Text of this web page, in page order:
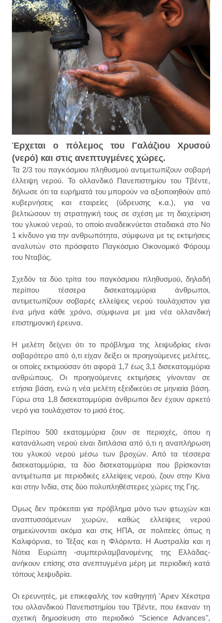
Έρχεται ο πόλεμος του Γαλάζιου Χρυσού
(νερό) και στις ανεπτυγμένες χώρες.
Τα 2/3 του παγκόσμιου πληθυσμού αντιμετωπίζουν σοβαρή
έλλειψη νερού. Το ολλανδικό Πανεπιστημίου του Τβέντε,
δήλωσε ότι τα ευρήματά του μπορούν να αξιοποιηθούν από
κυβερνήσεις και εταιρείες (ύδρευσης κ.α.), για να
βελτιώσουν τη στρατηγική τους σε σχέση με τη διαχείριση
του γλυκού νερού, το οποίο αναδεικνύεται σταδιακά στο Νο
1 κίνδυνο για την ανθρωπότητα, σύμφωνα με τις εκτιμήσεις
αναλυτών στο πρόσφατο Παγκόσμιο Οικονομικό Φόρουμ
του Νταβός.
Σχεδόν τα δύο τρίτα του παγκόσμιου πληθυσμού, δηλαδή
περίπου τέσσερα δισεκατομμύρια άνθρωποι,
αντιμετωπίζουν σοβαρές ελλείψεις νερού τουλάχιστον για
ένα μήνα κάθε χρόνο, σύμφωνα με μια νέα ολλανδική
επιστημονική έρευνα.
Η μελέτη δείχνει ότι το πρόβλημα της λειψυδρίας είναι
σοβαρότερο από ό,τι είχαν δείξει οι προηγούμενες μελέτες,
οι οποίες εκτιμούσαν ότι αφορά 1,7 έως 3,1 δισεκατομμύρια
ανθρώπους. Οι προηγούμενες εκτιμήσεις γίνονταν σε
ετήσια βάση, ενώ η νέα μελέτη εξειδικεύει σε μηνιαία βάση.
Γύρω στα 1,8 δισεκατομμύρια άνθρωποι δεν έχουν αρκετό
νερό για τουλάχιστον το μισό έτος.
Περίπου 500 εκατομμύρια ζουν σε περιοχές, όπου η
κατανάλωση νερού είναι διπλάσια από ό,τι η αναπλήρωση
του γλυκού νερού μέσω των βροχών. Από τα τέσσερα
δισεκατομμύρια, τα δύο δισεκατομμύρια που βρίσκονται
αντιμέτωπα με περιοδικές ελλείψεις νερού, ζουν στην Κίνα
και στην Ινδία, στις δύο πολυπληθέστερες χώρες της Γης.
Όμως δεν πρόκειται για πρόβλημα μόνο των φτωχών και
αναπτυσσόμενων χωρών, καθώς ελλείψεις νερού
σημειώνονται ακόμα και στις ΗΠΑ, σε πολιτείες όπως η
Καλιφόρνια, το Τέξας και η Φλόριντα. Η Αυστραλία και η
Νότια Ευρώπη -συμπεριλαμβανομένης της Ελλάδας-
ανήκουν επίσης στα ανεπτυγμένα μέρη με περιοδική κατά
τόπους λειψυδρία.
Οι ερευνητές, με επικεφαλής τον καθηγητή 'Αριεν Χέκστρα
του ολλανδικού Πανεπιστημίου του Τβέντε, που έκαναν τη
σχετική δημοσίευση στο περιοδικό "Science Advances",